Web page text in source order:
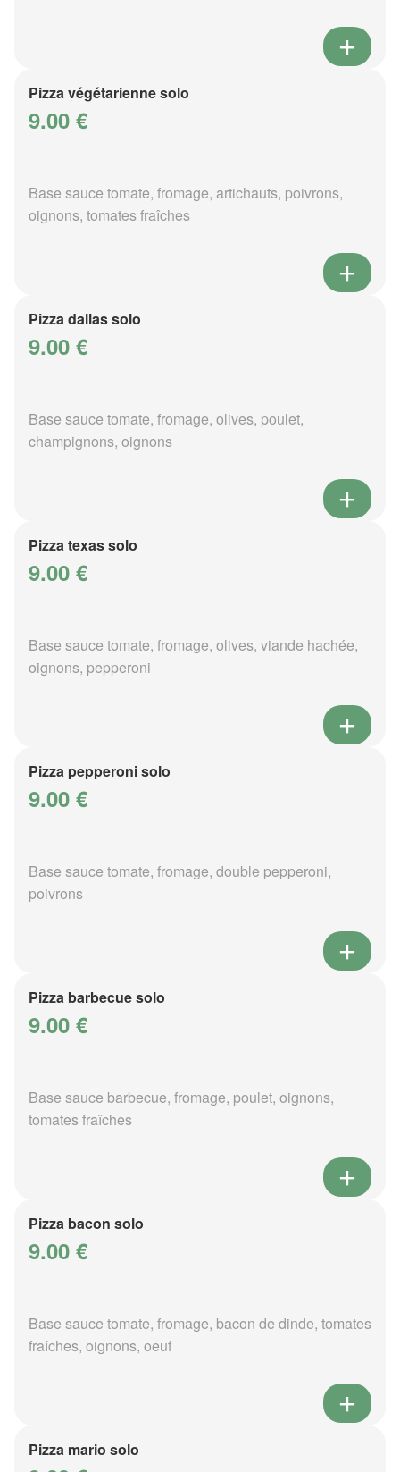
Pizza végétarienne solo
9.00 €
Base sauce tomate, fromage, artichauts, poivrons,
oignons, tomates fraîches
Pizza dallas solo
9.00 €
Base sauce tomate, fromage, olives, poulet,
champignons, oignons
Pizza texas solo
9.00 €
Base sauce tomate, fromage, olives, viande hachée,
oignons, pepperoni
Pizza pepperoni solo
9.00 €
Base sauce tomate, fromage, double pepperoni,
poivrons
Pizza barbecue solo
9.00 €
Base sauce barbecue, fromage, poulet, oignons,
tomates fraîches
Pizza bacon solo
9.00 €
Base sauce tomate, fromage, bacon de dinde, tomates
fraîches, oignons, oeuf
Pizza mario solo